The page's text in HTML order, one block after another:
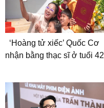
‘Hoàng tử xiếc’ Quốc Cơ
nhận bằng thạc sĩ ở tuổi 42